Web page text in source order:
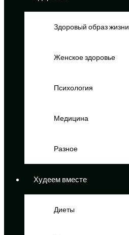
Здоровый образ жизни
Женское здоровье
Психология
Медицина
Разное
Худеем вместе
Диеты